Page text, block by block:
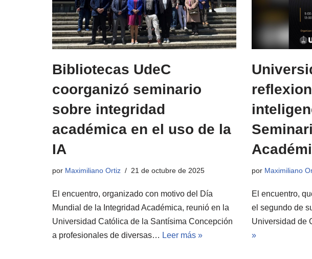
Bibliotecas UdeC
coorganizó seminario
sobre integridad
académica en el uso de la
IA
por Maximiliano Ortiz 21 de octubre de 2025
El encuentro, organizado con motivo del Día
Mundial de la Integridad Académica, reunió en la
Universidad Católica de la Santísima Concepción
a profesionales de diversas… Leer más »
por Maximiliano
El encuentro,
el segundo de
Universidad de
»